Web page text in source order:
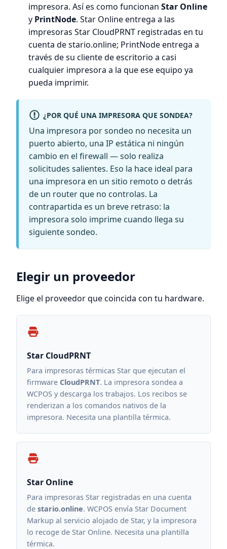
impresora. Así es como funcionan Star Online
y PrintNode. Star Online entrega a las
impresoras Star CloudPRNT registradas en tu
cuenta de stario.online; PrintNode entrega a
través de su cliente de escritorio a casi
cualquier impresora a la que ese equipo ya
pueda imprimir.
¿POR QUÉ UNA IMPRESORA QUE SONDEA?
Una impresora por sondeo no necesita un
puerto abierto, una IP estática ni ningún
cambio en el firewall — solo realiza
solicitudes salientes. Eso la hace ideal para
una impresora en un sitio remoto o detrás
de un router que no controlas. La
contrapartida es un breve retraso: la
impresora solo imprime cuando llega su
siguiente sondeo.
Elegir un proveedor
Elige el proveedor que coincida con tu hardware.
Star CloudPRNT
Para impresoras térmicas Star que ejecutan el
firmware CloudPRNT. La impresora sondea a
WCPOS y descarga los trabajos. Los recibos se
renderizan a los comandos nativos de la
impresora. Necesita una plantilla térmica.
Star Online
Para impresoras Star registradas en una cuenta
de stario.online. WCPOS envía Star Document
Markup al servicio alojado de Star, y la impresora
lo recoge de Star Online. Necesita una plantilla
térmica.